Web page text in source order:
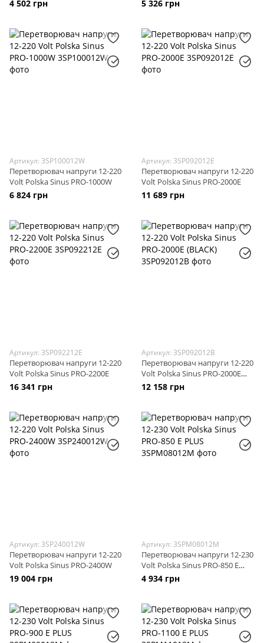
4 502 грн 5 326 грн
Артикул: 3SP100012W
Перетворювач напруги 12-220
Volt Polska Sinus PRO-1000W
6 824 грн
Артикул: 3SP092012E
Перетворювач напруги 12-220
Volt Polska Sinus PRO-2000E
11 689 грн
Артикул: 3SP092212E
Перетворювач напруги 12-220
Volt Polska Sinus PRO-2200E
16 341 грн
Артикул: 3SP092012B
Перетворювач напруги 12-220
Volt Polska Sinus PRO-2000E
(BLACK)
12 158 грн
Артикул: 3SP240012W
Перетворювач напруги 12-220
Volt Polska Sinus PRO-2400W
19 004 грн
Артикул: 3SPM08012M
Перетворювач напруги 12-230
Volt Polska Sinus PRO-850 E
PLUS
4 934 грн